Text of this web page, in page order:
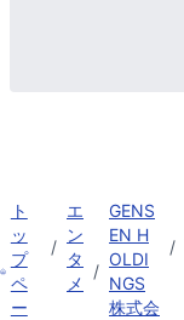
ト
ッ
プ
ペ
ー
/
エ
ン
タ
メ
/
GENS
EN H
OLDI
NGS
株式会
/